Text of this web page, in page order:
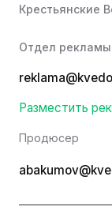
Крестьянские
Отдел рекламы
Разместить
Продюсер